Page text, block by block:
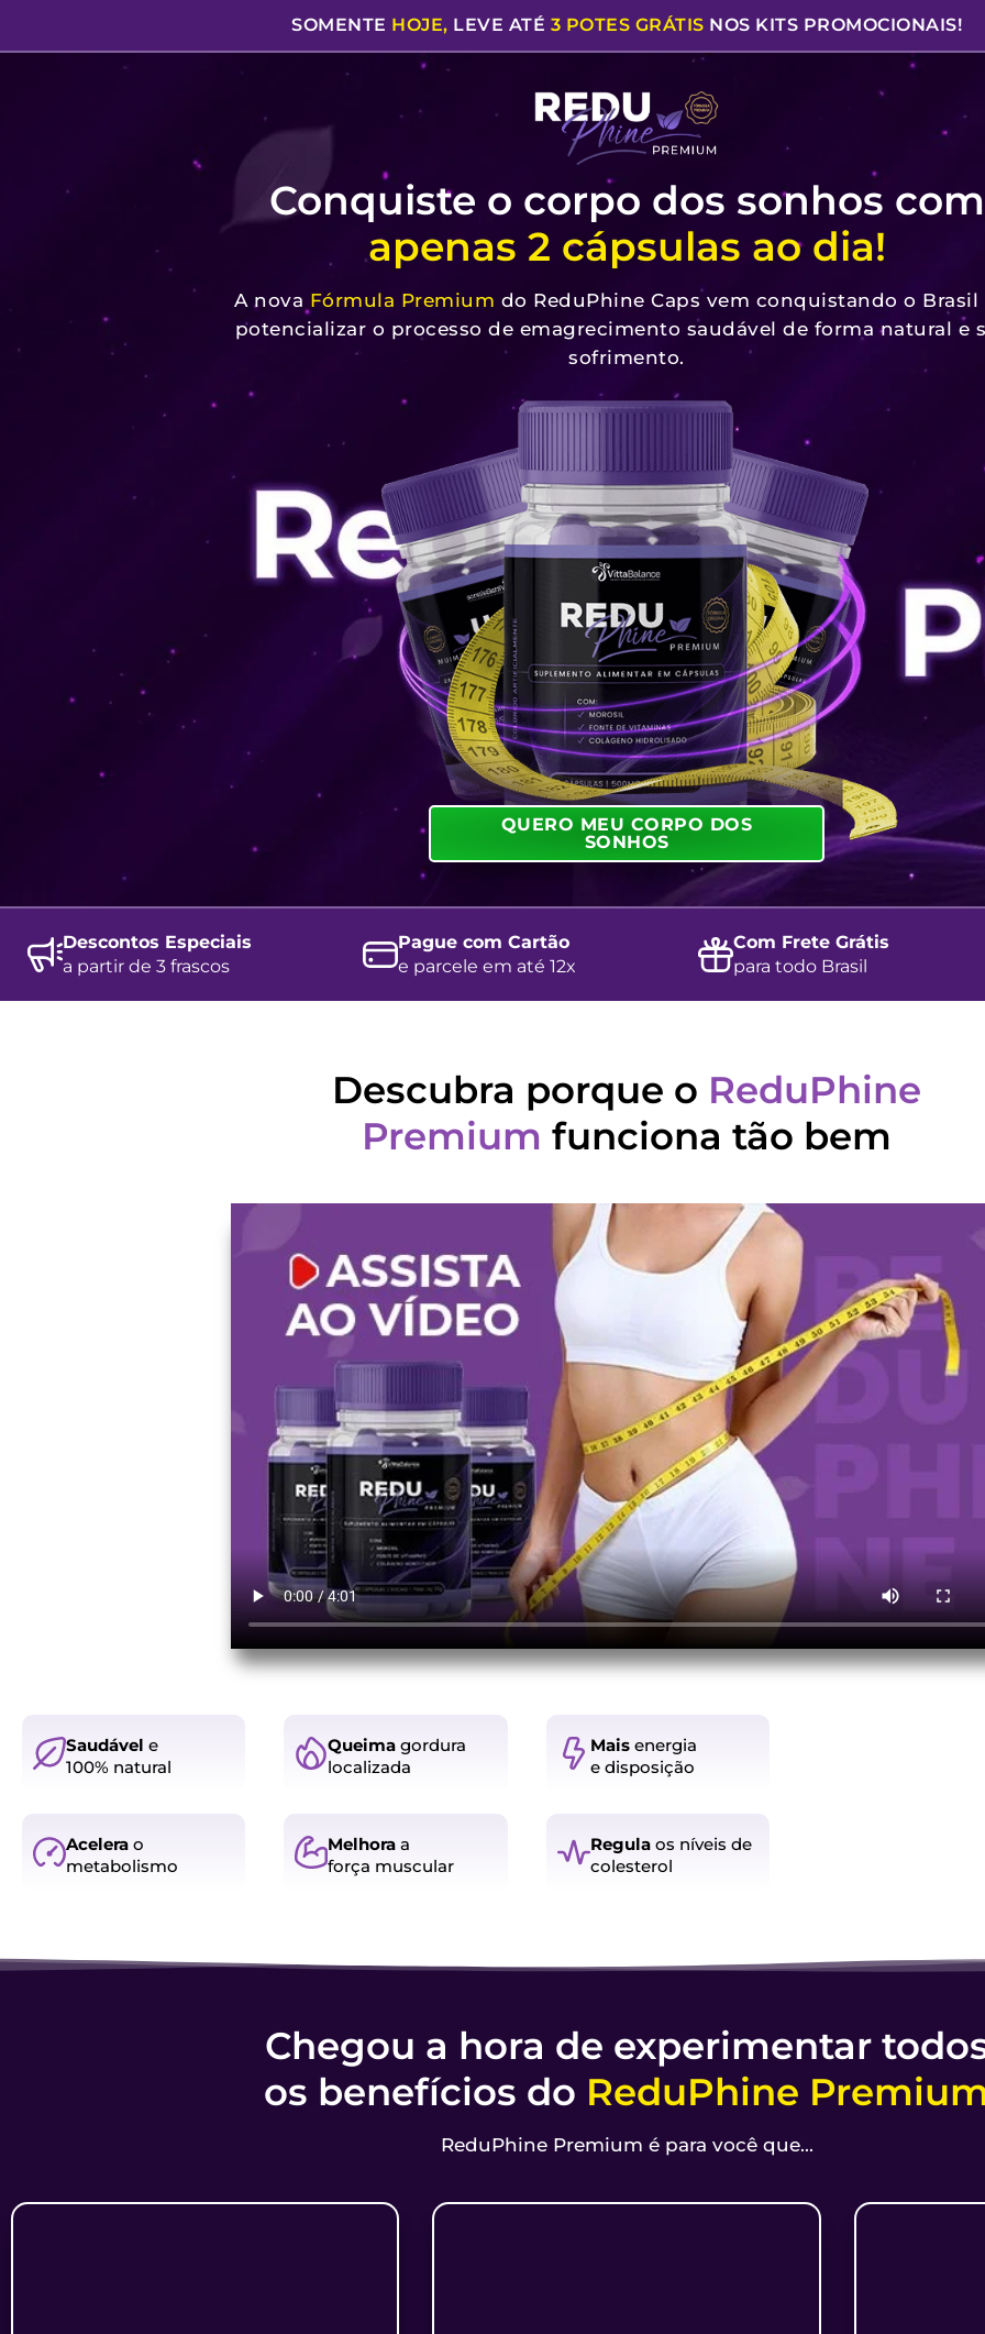
SOMENTE HOJE, LEVE ATÉ 3 POTES GRÁTIS NOS KITS PROMOCIONAIS!
Conquiste o corpo dos sonhos com
apenas 2 cápsulas ao dia!
A nova Fórmula Premium do ReduPhine Caps vem conquistando o Brasil
potencializar o processo de emagrecimento saudável de forma natural e
sofrimento.
QUERO MEU CORPO DOS
SONHOS
Descontos Especiais
a partir de 3 frascos
Pague com Cartão
e parcele em até 12x
Com Frete Grátis
para todo Brasil
Descubra porque o ReduPhine
Premium funciona tão bem
Saudável e
100% natural
Queima gordura
localizada
Maisenergia
e disposição
Acelera o
metabolismo
Melhora a
força muscular
Regulaos níveis de
colesterol
Chegou a hora de experimentar
os benefícios do ReduPhine
ReduPhine Premium é para você que...